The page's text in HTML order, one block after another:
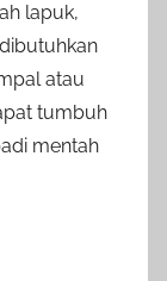
lapuk,
atau
tumbuh
mentah